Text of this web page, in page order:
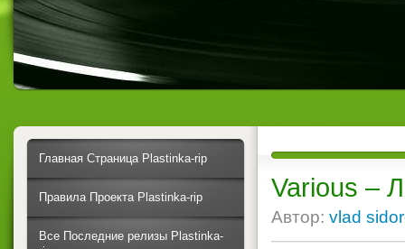
Various ‎–
Автор: vlad
Главная Страница Plastinka-rip
Правила Проекта Plastinka-rip
Все Последние релизы Plastinka-